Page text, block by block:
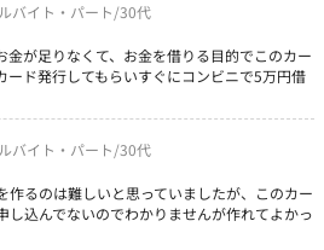
バイト・パート/30代
が足りなくて、お金を借りる目的でこのカー
ード発行してもらいすぐにコンビニで5万円借
バイト・パート/30代
作るのは難しいと思っていましたが、このカー
し込んでないのでわかりませんが作れてよかっ